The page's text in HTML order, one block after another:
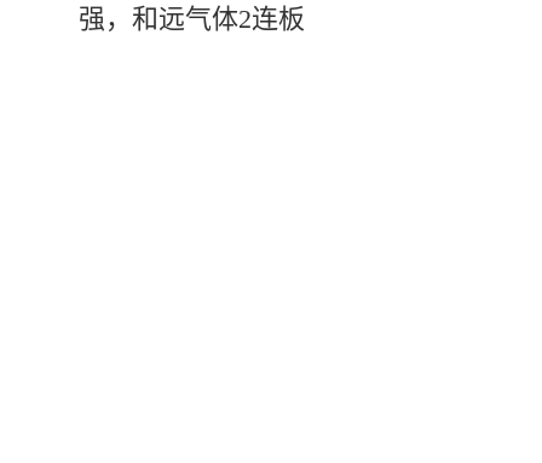
强，和远气体2连板